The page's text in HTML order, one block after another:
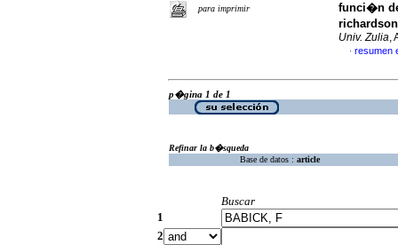
para imprimir
funci�n
Univ. Zulia,
· resumen
p�gina 1 de 1
Refinar la b�squeda
Base de datos : article
Buscar
1
2